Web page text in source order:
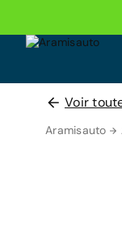
Voir
Aramisauto